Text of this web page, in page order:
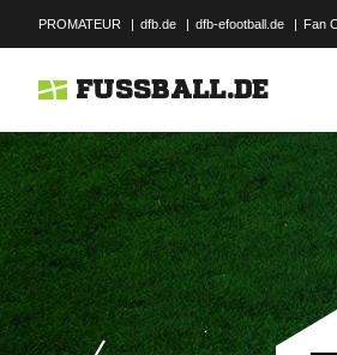
PROMATEUR | dfb.de | dfb-efootball.de | Fan
FUSSBALL.DE